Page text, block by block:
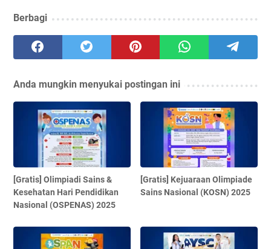
Berbagi
Anda mungkin menyukai postingan ini
[Gratis] Olimpiadi Sains &
Kesehatan Hari Pendidikan
Nasional (OSPENAS) 2025
[Gratis] Kejuaraan Olimpiade
Sains Nasional (KOSN) 2025